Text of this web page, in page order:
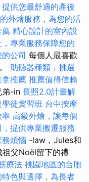
供您最舒適的產後
外燴服務，為您的活
薦 精心設計的室內設
專業服務保障您的
公司 每個人最喜歡
助聽器種類，挑選
推薦 推薦值得信賴
弟-in 長照2.0計畫解
學徒實習班 台中按摩
率 高級外燴，讓每個
提供專業搬遷服務
煩惱 -law，Jules和
父Noël留下的禮
療法 桃園地區的台胞
色與選擇，為長者